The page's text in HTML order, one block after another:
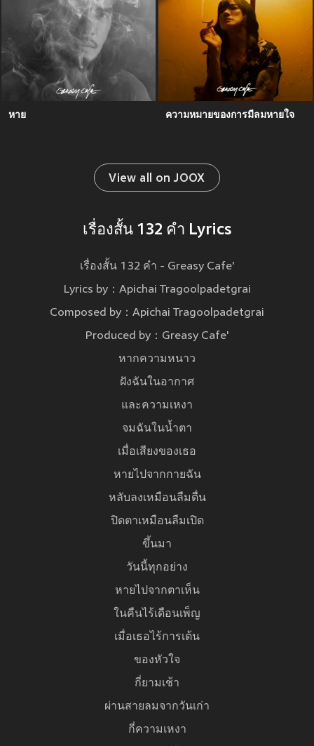
หาย ความหมายของการมีลมหายใจ
View all on JOOX
เรื่องสั้น 132 คำ Lyrics
เรื่องสั้น 132 คำ - Greasy Cafe'
Lyrics by：Apichai Tragoolpadetgrai
Composed by：Apichai Tragoolpadetgrai
Produced by：Greasy Cafe'
หากความหนาว
ฝังฉันในอากาศ
และความเหงา
จมฉันในนํ้าตา
เมื่อเสียงของเธอ
หายไปจากกายฉัน
หลับลงเหมือนลืมตื่น
ปิดตาเหมือนลืมเปิด
ขึ้นมา
วันนี้ทุกอย่าง
หายไปจากตาเห็น
ในคืนไร้เดือนเพ็ญ
เมื่อเธอไร้การเต้น
ของหัวใจ
กี่ยามเช้า
ผ่านสายลมจากวันเก่า
กี่ความเหงา